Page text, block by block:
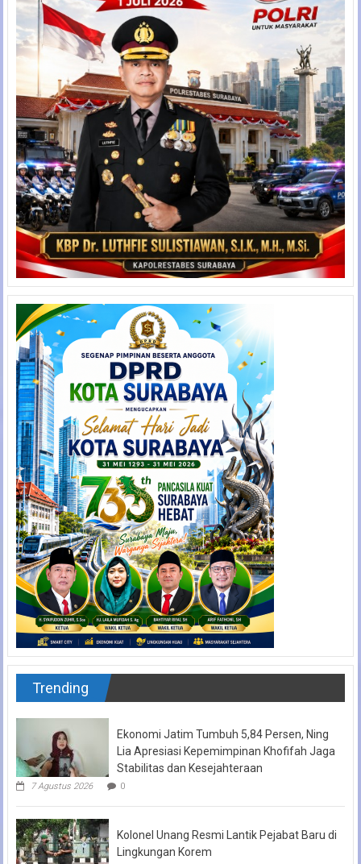
Trending
Ekonomi Jatim Tumbuh 5,84 Persen, Ning
Lia Apresiasi Kepemimpinan Khofifah Jaga
Stabilitas dan Kesejahteraan
7 Agustus 2026 0
Kolonel Unang Resmi Lantik Pejabat Baru di
Lingkungan Korem